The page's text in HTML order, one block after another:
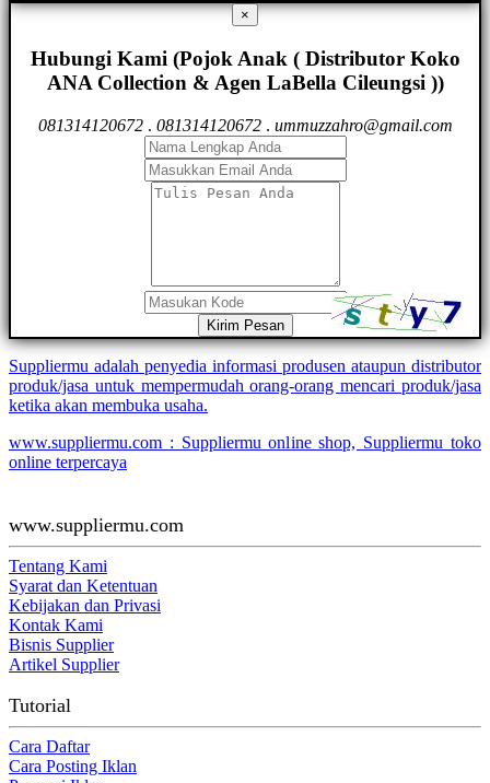
×
Hubungi Kami (Pojok Anak ( Distributor Koko
ANA Collection & Agen LaBella Cileungsi ))
081314120672. 081314120672. ummuzzahro@gmail.com
Kirim Pesan
Suppliermu adalah penyedia informasi produsen ataupun distributor
produk/jasa untuk mempermudah orang-orang mencari produk/jasa
ketika akan membuka usaha.
www.suppliermu.com : Suppliermu online shop, Suppliermu toko
online terpercaya
www.suppliermu.com
Tentang Kami
Syarat dan Ketentuan
Kebijakan dan Privasi
Kontak Kami
Bisnis Supplier
Artikel Supplier
Tutorial
Cara Daftar
Cara Posting Iklan